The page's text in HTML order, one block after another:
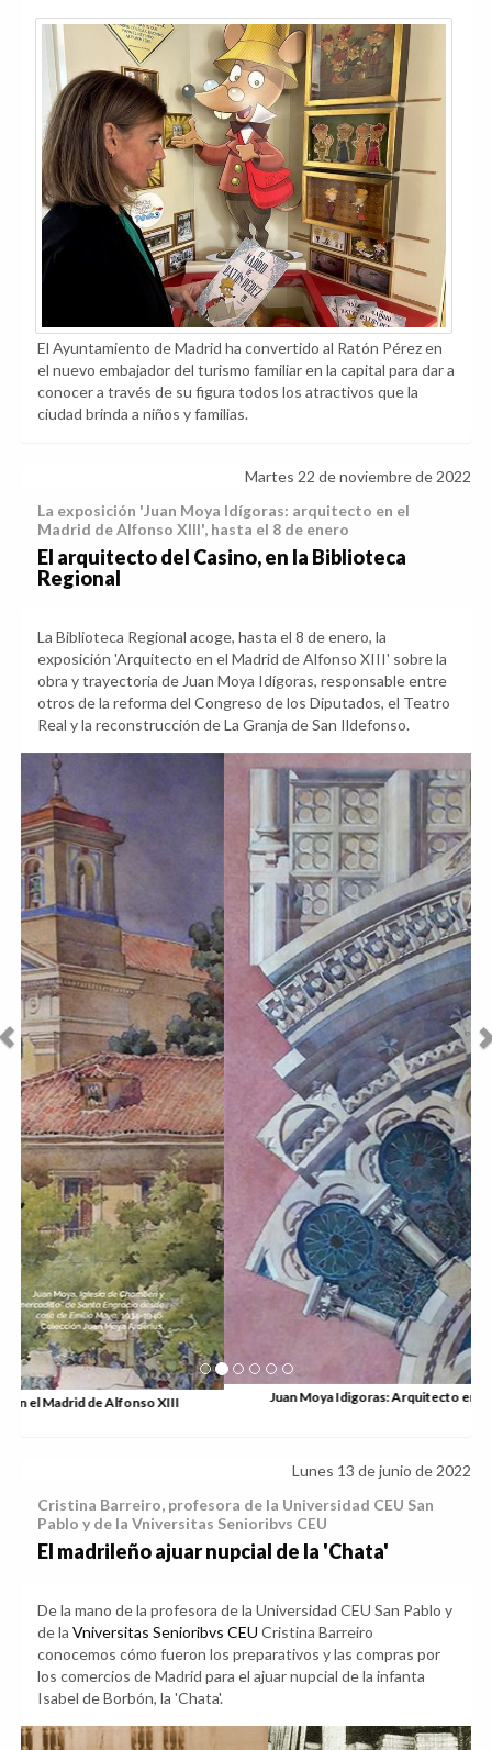
El Ayuntamiento de Madrid ha convertido al Ratón Pérez en
el nuevo embajador del turismo familiar en la capital para dar a
conocer a través de su figura todos los atractivos que la
ciudad brinda a niños y familias.
Martes 22 de noviembre de 2022
La exposición 'Juan Moya Idígoras: arquitecto en el
Madrid de Alfonso XIII', hasta el 8 de enero
El arquitecto del Casino, en la Biblioteca
Regional
La Biblioteca Regional acoge, hasta el 8 de enero, la
exposición 'Arquitecto en el Madrid de Alfonso XIII' sobre la
obra y trayectoria de Juan Moya Idígoras, responsable entre
otros de la reforma del Congreso de los Diputados, el Teatro
Real y la reconstrucción de La Granja de San Ildefonso.
Juan Moya Idigoras: Arquitecto en el Madrid de Alfonso XIII
Anterior
Lunes 13 de junio de 2022
Cristina Barreiro, profesora de la Universidad CEU San
Pablo y de la Vniversitas Senioribvs CEU
El madrileño ajuar nupcial de la 'Chata'
De la mano de la profesora de la Universidad CEU San Pablo y
de la Vniversitas Senioribvs CEU Cristina Barreiro
conocemos cómo fueron los preparativos y las compras por
los comercios de Madrid para el ajuar nupcial de la infanta
Isabel de Borbón, la 'Chata'.
Anterior